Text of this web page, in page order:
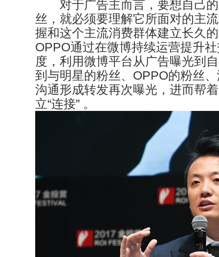
对于广告主而言，要想自己的
丝，就必须要理解它所面对的主
握和这个主流消费群体建立长久
OPPO通过在微博持续运营提升
度，利用微博平台从广告曝光到
到与明星的粉丝、OPPO的粉丝
沟通形成转发再次曝光，进而帮
立“连接” 。